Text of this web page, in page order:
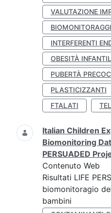
VALUTAZIONE
INTERFERENTI
OBESITÀ
PUBERTÀ
PLASTICIZZANTI
FTALATI
Italian Children
Biomonitoring
PERSUADED
Contenuto Web
Risultati LIFE
biomonitoragio
bambini